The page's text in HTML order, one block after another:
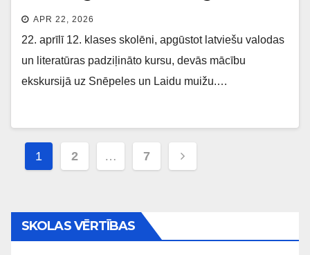
APR 22, 2026
22. aprīlī 12. klases skolēni, apgūstot latviešu valodas
un literatūras padziļināto kursu, devās mācību
ekskursijā uz Snēpeles un Laidu muižu.…
Ziņu
pēc
lappusēm
1 2 … 7
SKOLAS VĒRTĪBAS